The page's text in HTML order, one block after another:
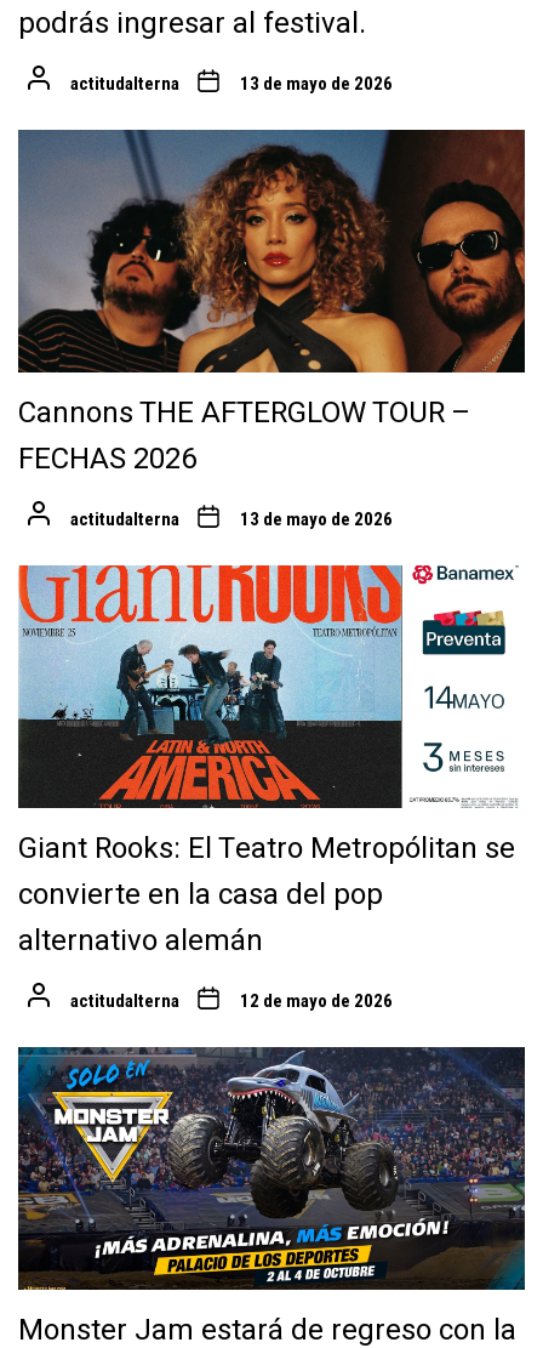
podrás ingresar al festival.
actitudalterna 13 de mayo de 2026
Cannons THE AFTERGLOW TOUR –
FECHAS 2026
actitudalterna 13 de mayo de 2026
Giant Rooks: El Teatro Metropólitan se
convierte en la casa del pop
alternativo alemán
actitudalterna 12 de mayo de 2026
Monster Jam estará de regreso con la